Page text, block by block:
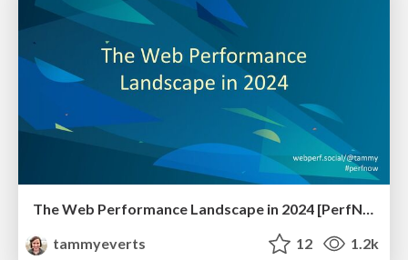
The Web Performance Landscape in 2024 [PerfNow 2024]
tammyeverts
12 1.2k